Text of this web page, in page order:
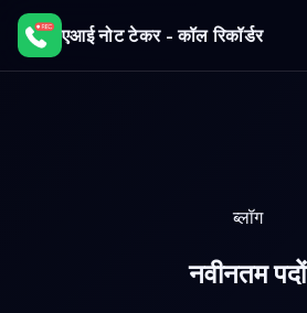
एआई नोट टेकर - कॉल रिकॉर्डर
ब्लॉग
नवीनतमपदों